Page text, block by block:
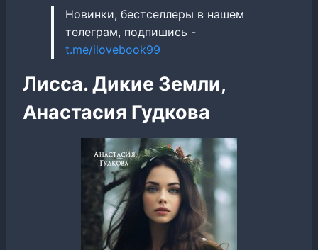
Новинки, бестселлеры в нашем
телеграм, подпишись -
t.me/ilovebook99
Лисса. Дикие Земли,
Анастасия Гудкова